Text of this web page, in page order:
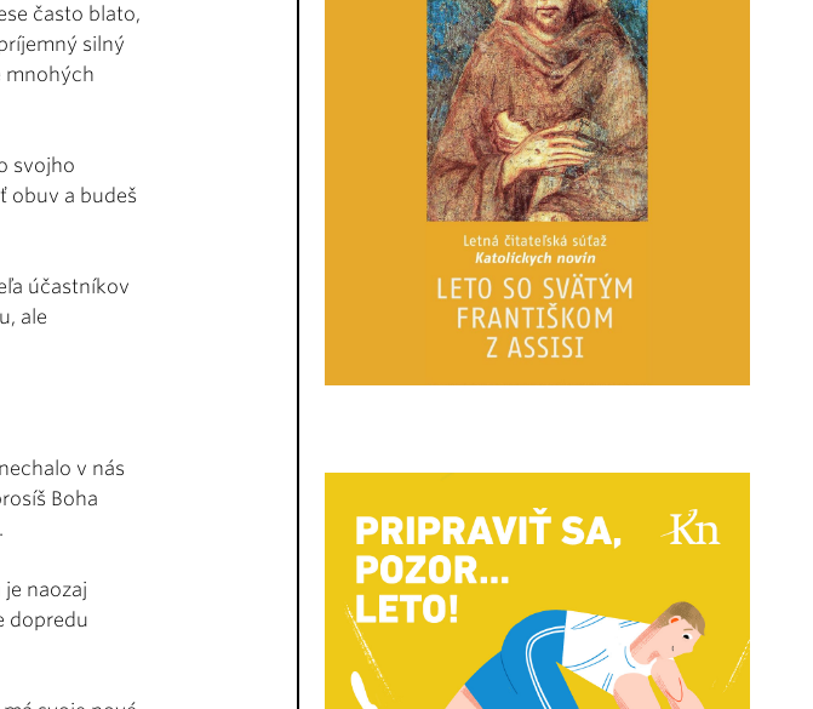
často blato,
silný
mnohých
svojho
obuv a budeš
účastníkov
ale
v nás
Boha
naozaj
dopredu